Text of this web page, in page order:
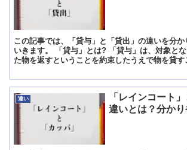
この記事では、「貸与」と「貸出」の違いを分
いきます。 「貸与」とは? 「貸与」は、対象と
た物を返すということを約束したうえで物を貸
違い
「レインコート
違いとは？分か